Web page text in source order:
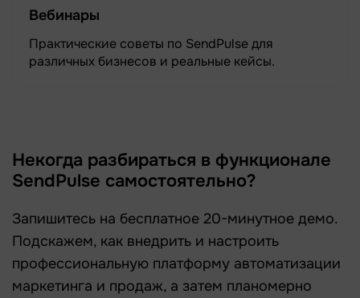
Вебинары
Практические советы по SendPulse для
различных бизнесов и реальные кейсы.
Некогда разбираться в функционале
SendPulse самостоятельно?
Запишитесь на бесплатное 20-минутное демо.
Подскажем, как внедрить и настроить
профессиональную платформу автоматизации
маркетинга и продаж, а затем планомерно